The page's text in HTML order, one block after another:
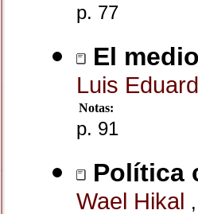
p. 77
El
Luis
Notas:
p. 91
Política
Wael Hikal ,